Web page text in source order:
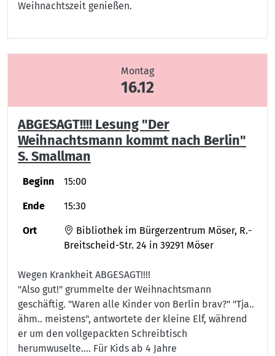
Weihnachtszeit genießen.
Montag
16.12
ABGESAGT!!!! Lesung "Der
Weihnachtsmann kommt nach Berlin"
S. Smallman
Beginn 15:00
Ende 15:30
Ort
Bibliothek im Bürgerzentrum Möser, R.-
Breitscheid-Str. 24 in 39291 Möser
Wegen Krankheit ABGESAGT!!!!
"Also gut!" grummelte der Weihnachtsmann
geschäftig. "Waren alle Kinder von Berlin brav?" "Tja..
ähm.. meistens", antwortete der kleine Elf, während
er um den vollgepackten Schreibtisch
herumwuselte.... Für Kids ab 4 Jahre